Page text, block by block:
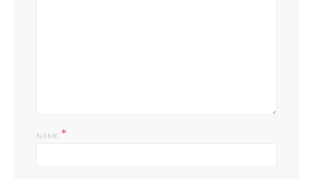
NAME*